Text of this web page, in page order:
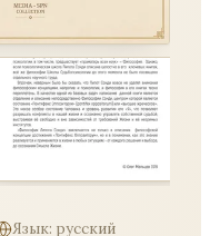
Язык: русский